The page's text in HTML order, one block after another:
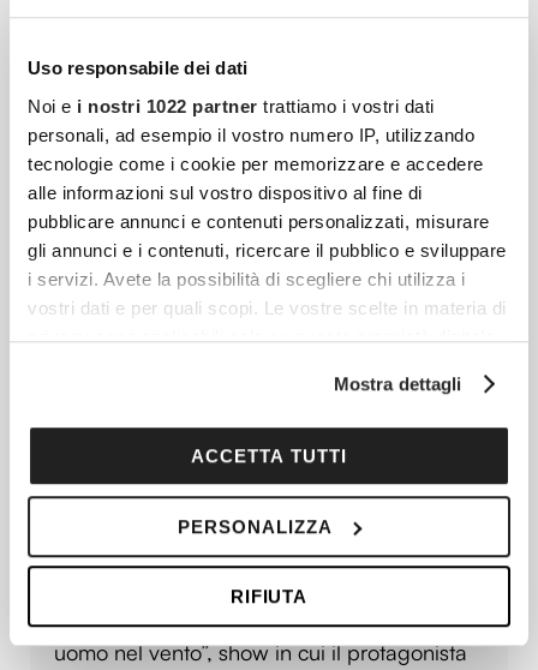
Uso responsabile dei dati
Noi e i nostri 1022 partner trattiamo i vostri dati
personali, ad esempio il vostro numero IP, utilizzando
tecnologie come i cookie per memorizzare e accedere
alle informazioni sul vostro dispositivo al fine di
pubblicare annunci e contenuti personalizzati, misurare
gli annunci e i contenuti, ricercare il pubblico e sviluppare
i servizi. Avete la possibilità di scegliere chi utilizza i
vostri dati e per quali scopi. Le vostre scelte in materia di
privacy sono applicabili solo su questa proprietà digitale
modificare o revocare il proprio consenso in qualsiasi
momento dalla Dichiarazione sui cookie o facendo clic
sull'icona di attivazione della privacy.
raccogliere informazioni sulla tua posizione
geografica, con un'approssimazione di qualche
Identificare il tuo dispositivo, scansionandolo
attivamente alla ricerca di caratteristiche specifiche
Mostra dettagli
ACCETTA TUTTI
PERSONALIZZA
RIFIUTA
Centomila, l’evento musicale e civile che sta
a cuore al pubblico italiano. Giovedì 11
dicembre 2025, in
Addio A Sophie Kinsella: L’autrice Di “I Love
Shopping” Si È Spenta All’età Di 55 Anni
Dalla sua penna è nato l’iconico romanzo “I
love shopping“, che ha conquistato il mondo
grazie alle avventure di Rebecca
Uomo Nel Vento”
uomo nel vento”, show in cui il protagonista